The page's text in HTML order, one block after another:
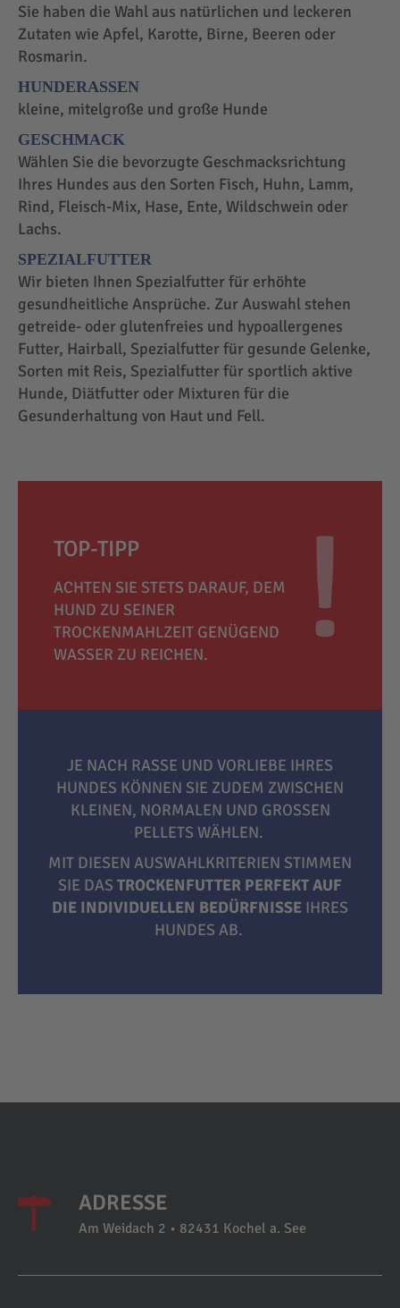
Sie haben die Wahl aus natürlichen und leckeren
Zutaten wie Apfel, Karotte, Birne, Beeren oder
Rosmarin.
HUNDERASSEN
kleine, mitelgroße und große Hunde
GESCHMACK
Wählen Sie die bevorzugte Geschmacksrichtung
Ihres Hundes aus den Sorten Fisch, Huhn, Lamm,
Rind, Fleisch-Mix, Hase, Ente, Wildschwein oder
Lachs.
SPEZIALFUTTER
Wir bieten Ihnen Spezialfutter für erhöhte
gesundheitliche Ansprüche. Zur Auswahl stehen
getreide- oder glutenfreies und hypoallergenes
Futter, Hairball, Spezialfutter für gesunde Gelenke,
Sorten mit Reis, Spezialfutter für sportlich aktive
Hunde, Diätfutter oder Mixturen für die
Gesunderhaltung von Haut und Fell.
TOP-TIPP
ACHTEN SIE STETS DARAUF, DEM
HUND ZU SEINER
TROCKENMAHLZEIT GENÜGEND
WASSER ZU REICHEN.
JE NACH RASSE UND VORLIEBE IHRES
HUNDES KÖNNEN SIE ZUDEM ZWISCHEN
KLEINEN, NORMALEN UND GROSSEN P
ELLETS WÄHLEN.
MIT DIESEN AUSWAHLKRITERIEN STIMMEN
SIE DAS TROCKENFUTTER PERFEKT AUF
DIE INDIVIDUELLEN BEDÜRFNISSE IHRES
HUNDES AB.
ADRESSE
Am Weidach 2 • 82431 Kochel a. See